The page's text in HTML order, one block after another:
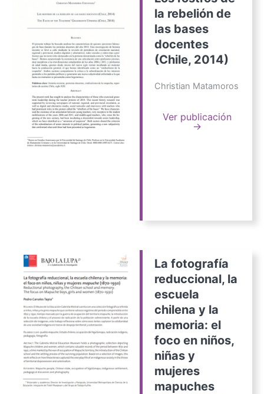
la rebelión de
las bases
docentes
(Chile, 2014)
Christian Matamoros
Ver publicación
→
La fotografía
reduccional, la
escuela
chilena y la
memoria: el
foco en niños,
niñas y
mujeres
mapuches